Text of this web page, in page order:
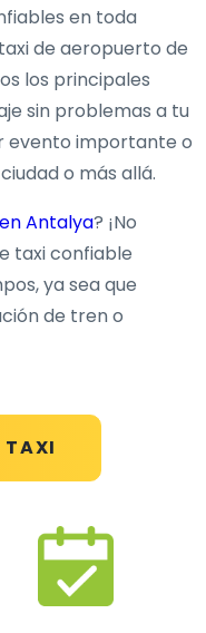
TAXI
en toda
de aeropuerto de
los principales
sin problemas a tu
evento importante o
o más allá.
en Antalya? ¡No
taxi confiable
ya sea que
de tren o